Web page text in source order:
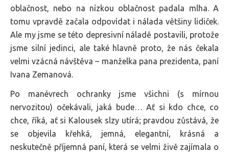
oblačnost, nebo na nízkou oblačnost padala mlha. A
tomu vpravdě začala odpovídat i nálada většiny lidiček.
Ale my jsme se této depresivní náladě postavili, protože
jsme silní jedinci, ale také hlavně proto, že nás čekala
velmi vzácná návštěva – manželka pana prezidenta, paní
Ivana Zemanová.
Po manévrech ochranky jsme všichni (s mírnou
nervozitou) očekávali, jaká bude… Ať si kdo chce, co
chce, říká, ať si Kalousek slzy utírá; pravdou zůstává, že
se objevila křehká, jemná, elegantní, krásná a
neskutečně příjemná paní, která se velmi živě zajímala o